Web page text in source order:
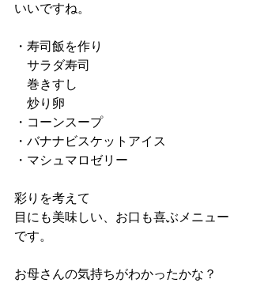
いいですね。
・寿司飯を作り
サラダ寿司
巻きすし
炒り卵
・コーンスープ
・バナナビスケットアイス
・マシュマロゼリー
彩りを考えて
目にも美味しい、お口も喜ぶメニュー
です。
お母さんの気持ちがわかったかな？